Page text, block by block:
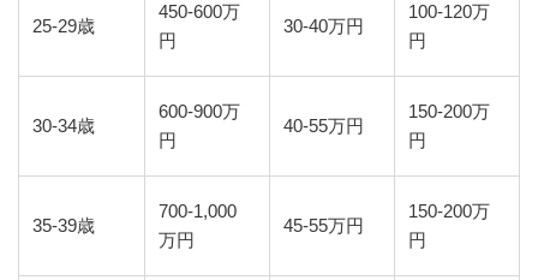
25-29歳
450-600万
円
30-40万円
100-120万
円
30-34歳
600-900万
円
40-55万円
150-200万
円
35-39歳
700-1,000
万円
45-55万円
150-200万
円